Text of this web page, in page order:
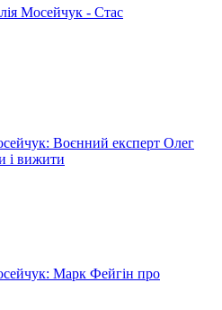
Мосейчук - Стас
Воєнний експерт Олег
і вижити
Марк Фейгін про